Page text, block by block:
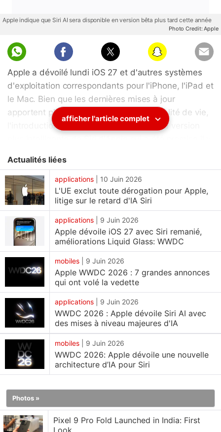
Apple indique que Siri AI sera disponible en version bêta plus tard cette année
Photo Credit: Apple
Apple a dévoilé lundi iOS 27 et d'autres systèmes
d'exploitation correspondants pour l'iPhone, l'iPad et
le Mac. Bien que les dernières mises à jour
apportent plusieurs améliorations de qualité de vie,
l'introduction la plus notable est Siri AI, la version
l'assistant vocal du géant technologique basé à
Cupertino sortira avec iOS 27 plus tard cette année.
Cependant, Apple a déclaré que les utilisateurs de
l'Union européenne (UE) ne recevront pas la
nouvelle expérience Siri AI lors de la sortie d'iOS 27
et iPadOS 27.
Les fonctionnalités de l'IA de Siri ne seront pas
disponibles dans l'UE sur iOS 27
Dans une déclaration publiée lundi, Apple a déclaré
que les utilisateurs de l'UE n'auront pas accès à Siri
AI et sa suite de nouvelles capacités lors du
lancement d'iOS 27 et iPadOS 27 plus tard cette
année. Selon la société, les fonctionnalités
affectées par le retard incluent une application
dédiée à Siri pour revisiter les conversations, des
intégrées d'aide à l'écriture, le mode Siri dans
l'application Camera sur iPhone et plusieurs autres
expériences alimentées par l'IA annoncées lors de la
afficher l'article complet
Actualités liées
applications 10 Juin 2026
L'UE exclut toute dérogation pour Apple,
litige sur le retard d'IA Siri
applications 9 Juin 2026
Apple dévoile iOS 27 avec Siri remanié,
améliorations Liquid Glass: WWDC
mobiles 9 Juin 2026
Apple WWDC 2026 : 7 grandes annonces
qui ont volé la vedette
applications 9 Juin 2026
WWDC 2026 : Apple dévoile Siri AI avec
des mises à niveau majeures d'IA
mobiles 9 Juin 2026
WWDC 2026: Apple dévoile une nouvelle
architecture d’IA pour Siri
Photos »
Pixel 9 Pro Fold Launched in India: First
Look